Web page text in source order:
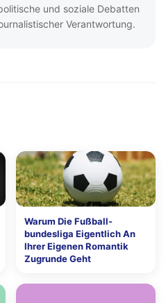
und soziale Debatten
Verantwortung.
Warum Die Fußball-
bundesliga Eigentlich An
Ihrer Eigenen Romantik
Zugrunde Geht